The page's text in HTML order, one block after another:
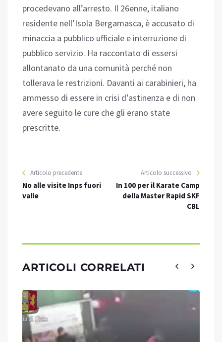
procedevano all’arresto. Il 26enne, italiano
residente nell’Isola Bergamasca, è accusato di
minaccia a pubblico ufficiale e interruzione di
pubblico servizio. Ha raccontato di essersi
allontanato da una comunità perché non
tollerava le restrizioni. Davanti ai carabinieri, ha
ammesso di essere in crisi d’astinenza e di non
avere seguito le cure che gli erano state
prescritte.
Articolo precedente
No alle visite Inps fuori
valle
Articolo successivo
In 100 per il Karate Camp
della Master Rapid SKF
CBL
ARTICOLI CORRELATI